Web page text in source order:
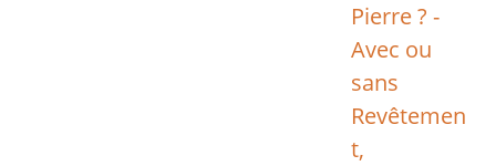
Pierre ? -
Avec ou
sans
Revêtemen
t,